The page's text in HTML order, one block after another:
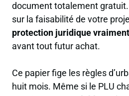
document totalement
sur la faisabilité de votre
protection juridique
avant tout futur achat.
Ce papier fige les règles
huit mois. Même si le PLU